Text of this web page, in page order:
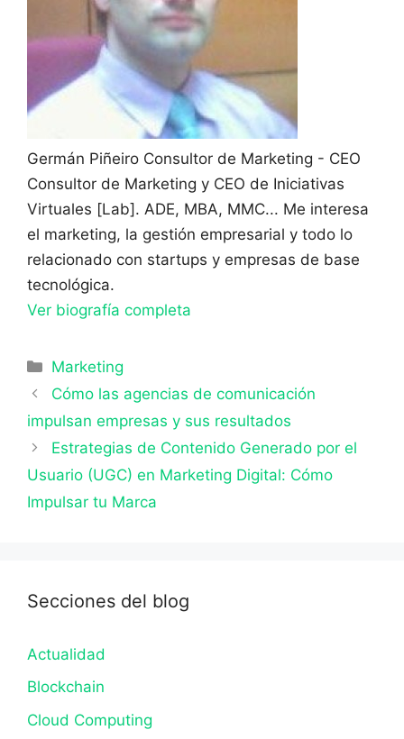
Germán Piñeiro Consultor de Marketing - CEO
Consultor de Marketing y CEO de Iniciativas
Virtuales [Lab]. ADE, MBA, MMC... Me interesa
el marketing, la gestión empresarial y todo lo
relacionado con startups y empresas de base
tecnológica.
Ver biografía completa
Categorías
Marketing
Cómo las agencias de comunicación
impulsan empresas y sus resultados
Estrategias de Contenido Generado por el
Usuario (UGC) en Marketing Digital: Cómo
Impulsar tu Marca
Secciones del blog
Actualidad
Blockchain
Cloud Computing